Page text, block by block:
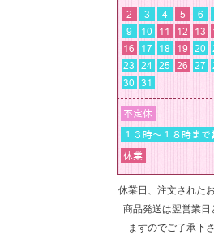
休業日、注文された
商品発送は翌営業日
ますのでご了承下さ